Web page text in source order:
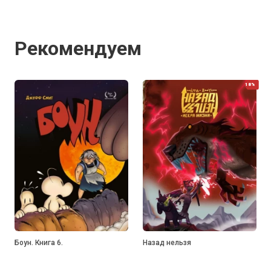
Рекомендуем
Боун. Книга 6.
18%
Назад нельзя